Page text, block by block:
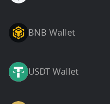
BNB Wallet
USDT Wallet